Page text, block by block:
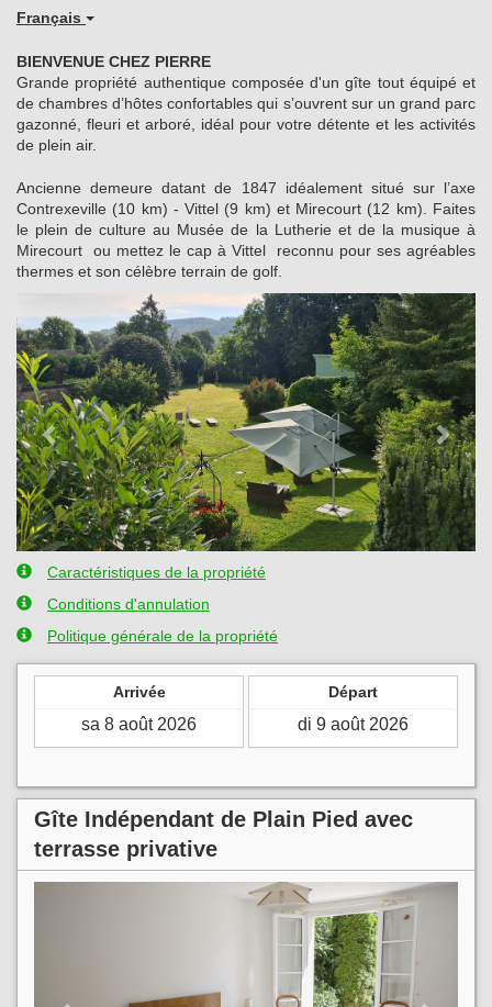
Français
BIENVENUE CHEZ PIERRE
Grande propriété authentique composée d'un gîte tout équipé et
de chambres d’hôtes confortables qui s’ouvrent sur un grand parc
gazonné, fleuri et arboré, idéal pour votre détente et les activités
de plein air.
Ancienne demeure datant de 1847 idéalement situé sur l’axe
Contrexeville (10 km) - Vittel (9 km) et Mirecourt (12 km). Faites
le plein de culture au Musée de la Lutherie et de la musique à
Mirecourt ou mettez le cap à Vittel reconnu pour ses agréables
thermes et son célèbre terrain de golf.
Next
Caractéristiques de la propriété
Conditions d'annulation
Politique générale de la propriété
Arrivée Départ
Gîte Indépendant de Plain Pied avec
terrasse privative